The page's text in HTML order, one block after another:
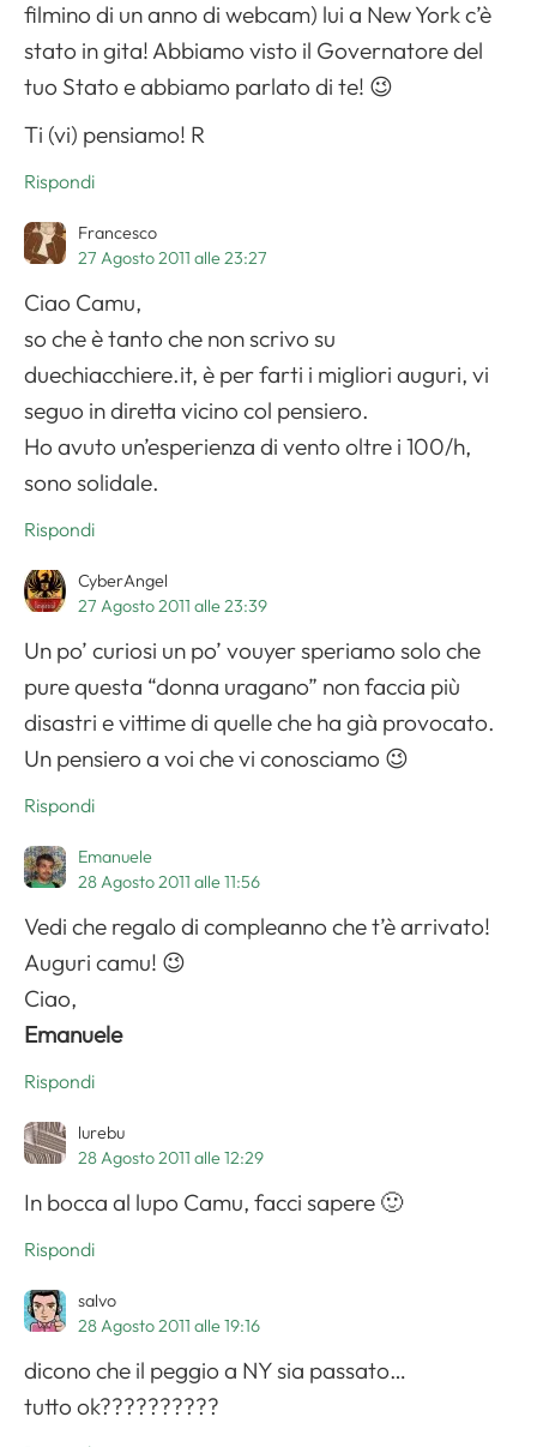
filmino di un anno di webcam) lui a New York c’è
stato in gita! Abbiamo visto il Governatore del
tuo Stato e abbiamo parlato di te! 😉
Ti (vi) pensiamo! R
Rispondi
Francesco
27 Agosto 2011 alle 23:27
Ciao Camu,
so che è tanto che non scrivo su
duechiacchiere.it, è per farti i migliori auguri, vi
seguo in diretta vicino col pensiero.
Ho avuto un’esperienza di vento oltre i 100/h,
sono solidale.
Rispondi
CyberAngel
27 Agosto 2011 alle 23:39
Un po’ curiosi un po’ vouyer speriamo solo che
pure questa “donna uragano” non faccia più
disastri e vittime di quelle che ha già provocato.
Un pensiero a voi che vi conosciamo 😉
Rispondi
Emanuele
28 Agosto 2011 alle 11:56
Vedi che regalo di compleanno che t’è arrivato!
Auguri camu! 😉
Ciao,
Emanuele
Rispondi
lurebu
28 Agosto 2011 alle 12:29
In bocca al lupo Camu, facci sapere 🙂
Rispondi
salvo
28 Agosto 2011 alle 19:16
dicono che il peggio a NY sia passato…
tutto ok??????????